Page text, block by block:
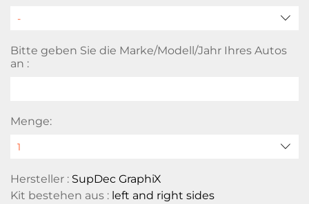
Bitte geben Sie die Marke/Modell/Jahr Ihres Autos
an :
Menge:
Hersteller : SupDec GraphiX
Kit bestehen aus : left and right sides